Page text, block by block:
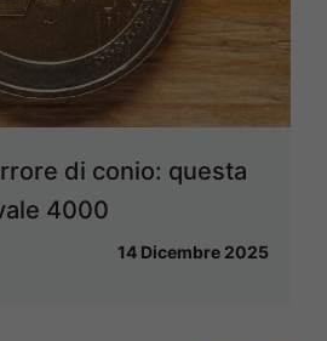
di conio: questa
4000
14 Dicembre 2025